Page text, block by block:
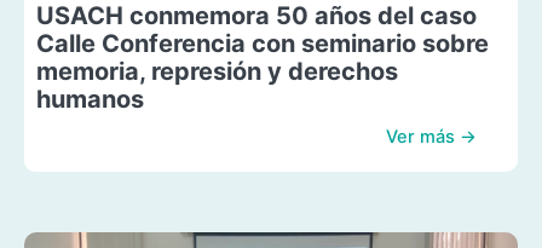
USACH conmemora 50 años del caso
Calle Conferencia con seminario sobre
memoria, represión y derechos
humanos
Ver más →